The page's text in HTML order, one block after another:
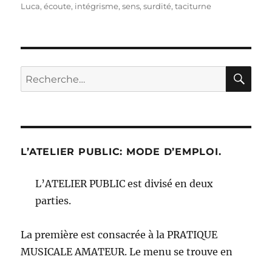
le
Luca,écoute, intégrisme,sens,surdité,taciturne
Recherche
pour :
L’ATELIER PUBLIC: MODE D’EMPLOI.
L’ATELIER PUBLIC est divisé en deux
parties.
La première est consacrée à la PRATIQUE
MUSICALE AMATEUR. Le menu se trouve en